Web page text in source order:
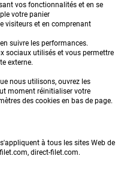
Mentions légales
vos fonctionnalités et en se
votre panier
visiteurs et en comprenant
suivre les performances.
sociaux utilisés et vous permettre
externe.
nous utilisons, ouvrez les
moment réinitialiser votre
des cookies en bas de page.
à tous les sites Web de
direct-filet.com.